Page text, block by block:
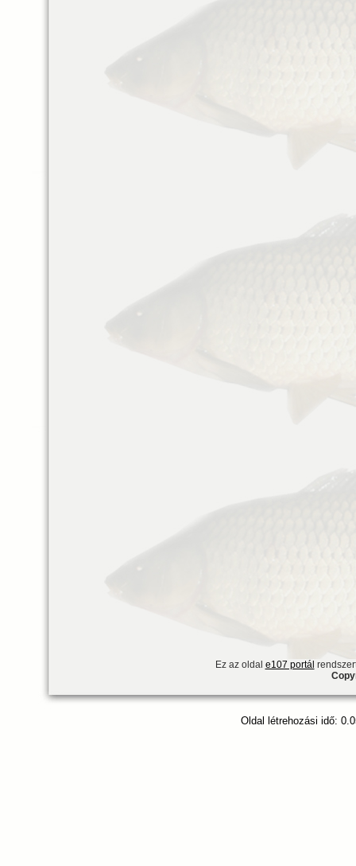
Ez az oldal e107 portál
Oldal létrehozási idő: